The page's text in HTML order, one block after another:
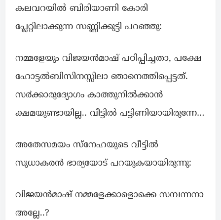
കലവറയിൽ ബിരിയാണി കോരി
പ്ലേറ്റിലാക്കുന്ന സണ്ണിക്കുട്ടി പറഞ്ഞു:
നമ്മളേയും വിജയൻമാഷ് പഠിപ്പിച്ചതാ, പക്ഷേ
ഹോട്ടൽബിസിനസ്സിലാ ഞാനെത്തിപ്പെട്ടത്.
സ൪ക്കാരുദ്യോഗം കാത്തുനിൽക്കാൻ
ക്ഷമയുണ്ടായില്ല.. വീട്ടിൽ പട്ടിണിയായിരുന്നേ…
അതേസമയം സ്നേഹയുടെ വീട്ടിൽ
സുധാകരൻ ഭാര്യയോട് പറയുകയായിരുന്നു:
വിജയൻമാഷ് നമ്മളേക്കാളൊക്കെ സമ്പന്നനാ
അല്ലേ..?